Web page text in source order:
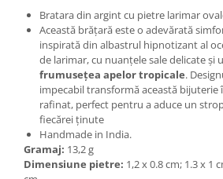
Bijuterii tanzanit
Bijuterii topaz
Bijuterii turcoaz
Bijuterii turmaline
Bijuterii morganit
Bratara din argint cu pietre larimar
Această brățară este o adevărată
inspirată din albastrul hipnotizant al
de larimar, cu nuanțele sale delicate și
frumusețea apelor tropicale.
impecabil transformă această bijuterie
rafinat, perfect pentru a aduce un
fiecărei ținute
Handmade in India.
Gramaj: 13,2 g
Dimensiune pietre: 1,2 x 0.8 cm; 1.3 x 1